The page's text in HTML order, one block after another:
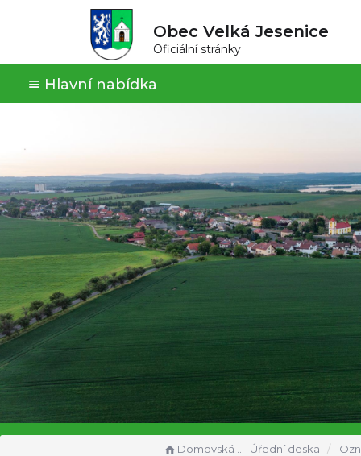
Obec Velká Jesenice
Oficiální stránky
Hlavní nabídka
Domovská stránka Úřední deska Oznámení o povinně